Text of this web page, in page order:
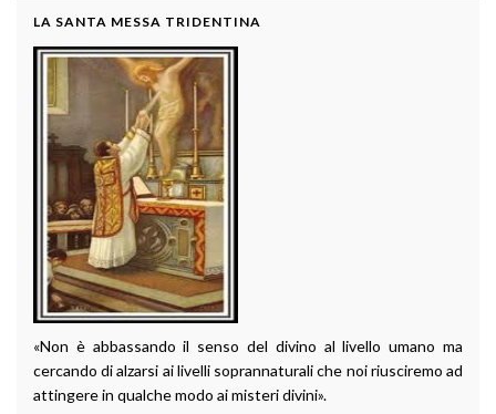
LA SANTA MESSA TRIDENTINA
«Non è abbassando il senso del divino al livello umano ma
cercando di alzarsi ai livelli soprannaturali che noi riusciremo ad
attingere in qualche modo ai misteri divini».